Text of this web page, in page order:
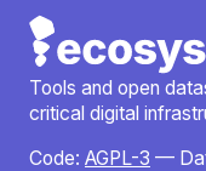
Tools and open
critical digital
Code: AGPL-3 —